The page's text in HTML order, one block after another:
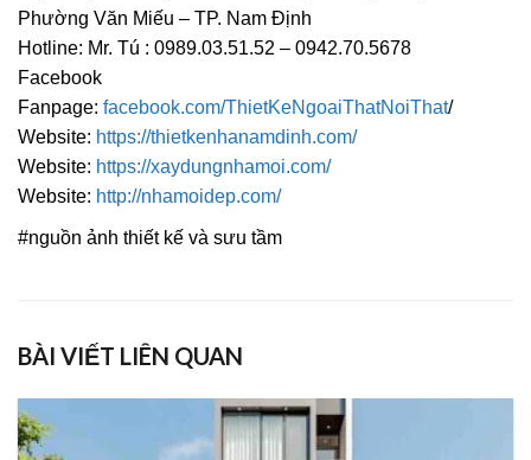
Phường Văn Miếu – TP. Nam Định
Hotline: Mr. Tú : 0989.03.51.52 – 0942.70.5678
Facebook
Fanpage: facebook.com/ThietKeNgoaiThatNoiThat/
Website: https://thietkenhanamdinh.com/
Website: https://xaydungnhamoi.com/
Website: http://nhamoidep.com/
#nguồn ảnh thiết kế và sưu tầm
BÀI VIẾT LIÊN QUAN